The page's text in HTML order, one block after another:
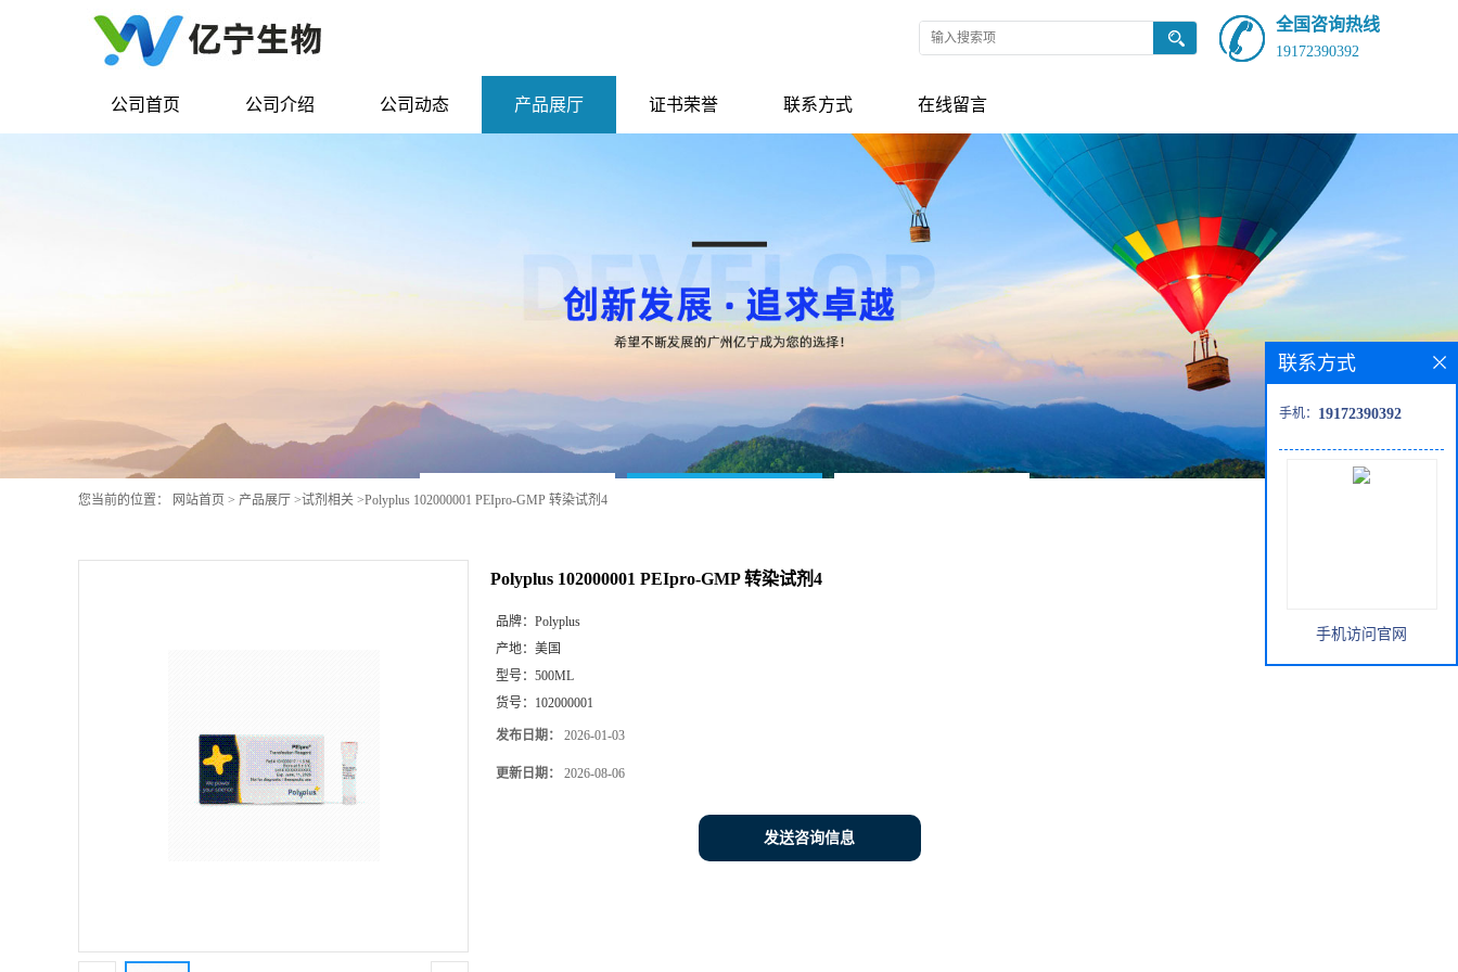
全国咨询热线
19172390392
公司首页 公司介绍 公司动态 产品展厅 证书荣誉 联系方式 在线留言
您当前的位置： 网站首页 > 产品展厅 >试剂相关 >Polyplus 102000001 PEIpro-GMP 转染试剂4
Polyplus 102000001 PEIpro-GMP 转染试剂4
品牌： Polyplus
产地： 美国
型号： 500ML
货号： 102000001
发布日期： 2026-01-03
更新日期： 2026-08-06
发送咨询信息
联系方式
手机： 19172390392
手机访问官网